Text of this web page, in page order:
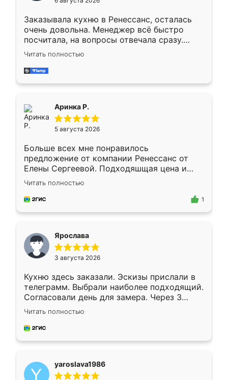
мебели буду заказывать только здесь.
Заказывала кухню в Ренессанс, осталась
очень довольна. Менеджер всё быстро
посчитала, на вопросы отвечала сразу.
Замерщик приехал в субботу, подошёл к
делу со всей ответственностью. Собрали
за день, ребята работали аккуратно, даже
Читать полностью
Аринка Р.
5 августа 2026
Больше всех мне понравилось
предложение от компании Ренессанс от
Елены Сергеевой. Подходяшщая цена и
короткие сроки изготовления. Приехавший
для замера сотрудник Владислав
предложил по моему эскизу самый
Читать полностью
1
Ярослава
3 августа 2026
Кухню здесь заказали. Эскизы прислали в
телеграмм. Выбрали наиболее подходящий.
Согласовали день для замера. Через 3
недели кухня была уже готова. Остались
довольны работой. Спасибо Ренессанс
мебель за качественную работу!
Читать полностью
yaroslava1986